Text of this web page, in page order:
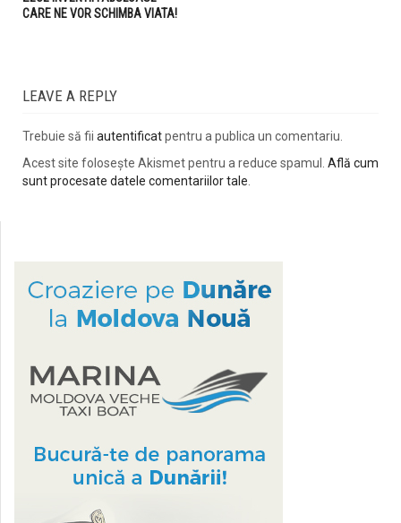
CARE NE VOR SCHIMBA VIATA!
LEAVE A REPLY
Trebuie să fii autentificatpentru a publica un comentariu.
Acest site folosește Akismet pentru a reduce spamul. Află cum
sunt procesate datele comentariilor tale